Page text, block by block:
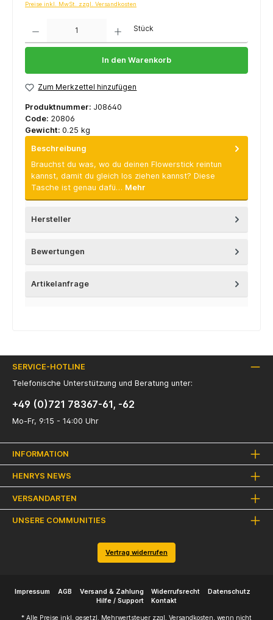
Preise inkl. MwSt. zzgl. Versandkosten
Stück
In den Warenkorb
Zum Merkzettel hinzufügen
Produktnummer: J08640
Code: 20806
Gewicht: 0.25 kg
Beschreibung
Brauchst du was, wo du deinen Flowerstick reintun
kannst, damit du gleich los ziehen kannst? Diese
Tasche ist genau dafü… Mehr
Hersteller
Bewertungen
Artikelanfrage
SERVICE-HOTLINE
Telefonische Unterstützung und Beratung unter:
+49 (0)721 78367-61, -62
Mo-Fr, 9:15 - 14:00 Uhr
INFORMATION
HENRYS NEWS
VERSANDARTEN
UNSERE COMMUNITIES
Vertrag widerrufen
Impressum AGB Versand & Zahlung Widerrufsrecht
Datenschutz
Hilfe / Support
Kontakt
* Alle Preise inkl. gesetzl. Mehrwertsteuer zzgl. Versandkosten, wenn nicht